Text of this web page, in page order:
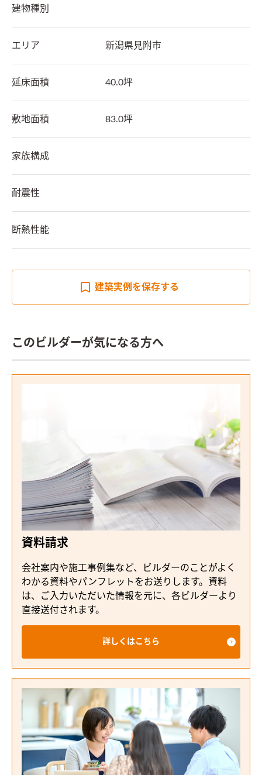
建物種別
エリア 新潟県 見附市
延床面積 40.0坪
敷地面積 83.0坪
家族構成
耐震性
断熱性能
建築実例を保存する
このビルダーが気になる方へ
資料請求
会社案内や施工事例集など、ビルダーのことがよく
わかる資料やパンフレットをお送りします。資料
は、ご入力いただいた情報を元に、各ビルダーより
直接送付されます。
詳しくはこちら